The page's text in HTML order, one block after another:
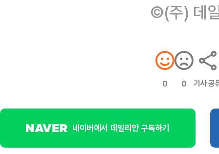
©(주) 데
0 0 기사 공
네이버에서 데일리안 구독하기